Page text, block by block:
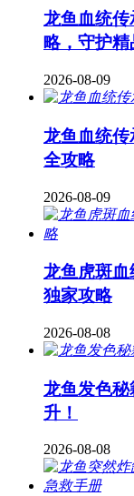
龙鱼血统
略，守护
2026-08-09
龙鱼血统
全攻略
2026-08-09
龙鱼虎斑
独家攻略
2026-08-08
龙鱼发色
升！
2026-08-08